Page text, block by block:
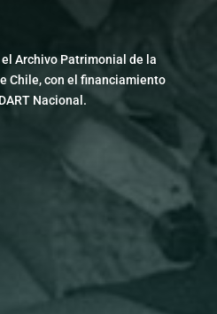
Archivo Patrimonial de la
Chile, con el financiamiento
Nacional.